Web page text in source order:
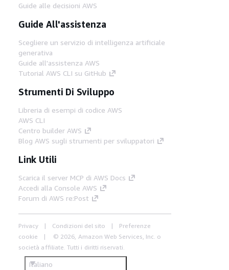
Guide alle decisioni AWS
Guide All'assistenza
Scegliere un servizio di intelligenza artificiale
generativa
Guide all'assistenza AWS
Tutorial AWS CLI su GitHub
Strumenti Di Sviluppo
Libreria di esempi di codice AWS
AWS CLI
Centro builder AWS
Blog AWS sugli strumenti per sviluppatori
Link Utili
Scarica il server MCP di AWS Docs
Accedi alla Console AWS
Forum di AWS re:Post
Privacy Condizioni del sito
Preferenze
cookie
© 2026, Amazon Web Services, Inc. o
società affiliate. Tutti i diritti riservati.
Italiano